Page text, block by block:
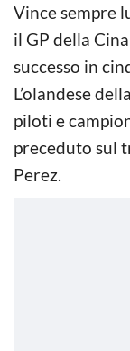
Vince sempre
il GP della
successo in
L’olandese
piloti e
preceduto sul
Perez.